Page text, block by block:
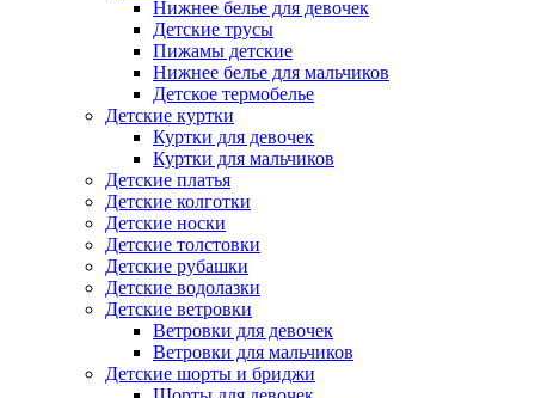
Нижнее белье для девочек
Детские трусы
Пижамы детские
Нижнее белье для мальчиков
Детское термобелье
Детские куртки
Куртки для девочек
Куртки для мальчиков
Детские платья
Детские колготки
Детские носки
Детские толстовки
Детские рубашки
Детские водолазки
Детские ветровки
Ветровки для девочек
Ветровки для мальчиков
Детские шорты и бриджи